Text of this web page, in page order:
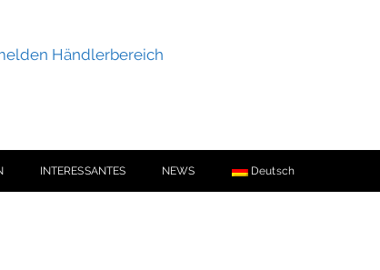
Händlerbereich
INTERESSANTES NEWS Deutsch